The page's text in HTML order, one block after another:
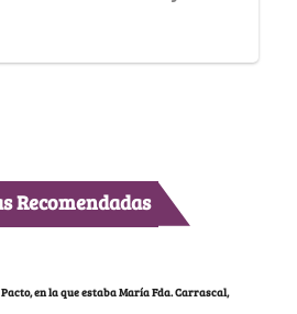
Recomendadas
en la que estaba María Fda. Carrascal,